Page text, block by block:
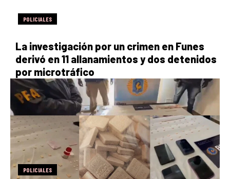
POLICIALES
La investigación por un crimen en Funes
derivó en 11 allanamientos y dos detenidos
por microtráfico
POLICIALES